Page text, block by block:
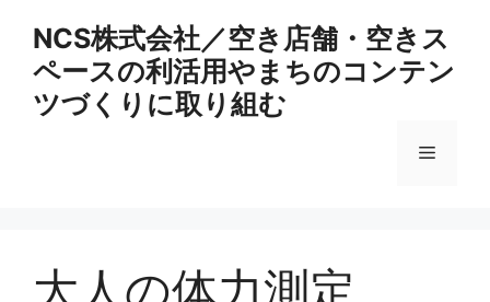
NCS株式会社／空き店舗・空きス
ペースの利活用やまちのコンテン
ツづくりに取り組む
メ
大人の体力測定